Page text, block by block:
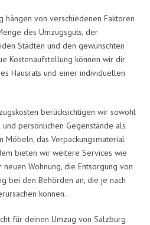
hängen von verschiedenen Faktoren
des Umzugsguts, der
Städten und den gewünschten
Kostenaufstellung können wir dir
Hausrats und einer individuellen
berücksichtigen wir sowohl
persönlichen Gegenstände als
Möbeln, das Verpackungsmaterial
bieten wir weitere Services wie
Wohnung, die Entsorgung von
bei den Behörden an, die je nach
können.
für deinen Umzug von Salzburg